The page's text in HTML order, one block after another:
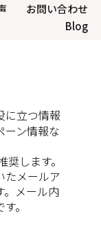
お問い合わせ
Blog
に立つ情報
ーン情報な
します。
たメールア
。メール内
。